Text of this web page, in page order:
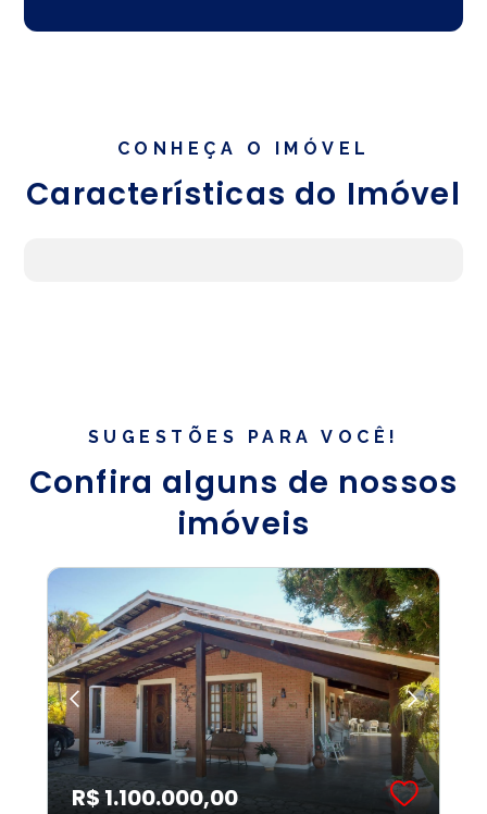
CONHEÇA O IMÓVEL
Características do Imóvel
SUGESTÕES PARA VOCÊ!
Confira alguns de nossos
imóveis
R$ 1.100.000,00